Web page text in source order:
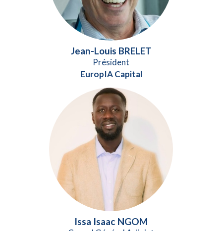
Jean-Louis BRELET
Président
EuropIA Capital
Issa Isaac NGOM